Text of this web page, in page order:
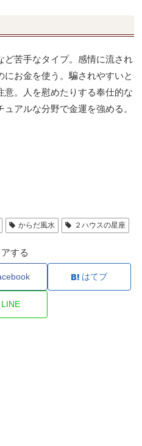
ど苦手なタイプ。感情に流され
お金を使う。騙されやすいと
意。人を慰めたりする奉仕的な
アルな分野で金運を強める。
からだ風水 ２ハウスの星座
する
はてブ
LINE